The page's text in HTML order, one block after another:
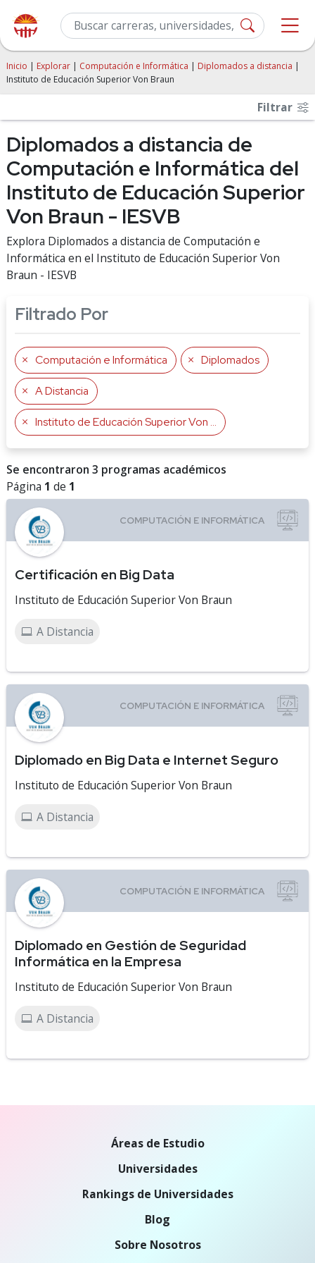
Inicio | Explorar | Computación e Informática | Diplomados a distancia |
Instituto de Educación Superior Von Braun
Filtrar
Diplomados a distancia de
Computación e Informática del
Instituto de Educación Superior
Von Braun - IESVB
Explora Diplomados a distancia de Computación e
Informática en el Instituto de Educación Superior Von
Braun - IESVB
Filtrado Por
Computación e Informática Diplomados
A Distancia
Instituto de Educación Superior Von Braun
Se encontraron 3 programas académicos
Página 1 de 1
Certificación en Big Data
Instituto de Educación Superior Von Braun
A Distancia
Diplomado en Big Data e Internet Seguro
Instituto de Educación Superior Von Braun
A Distancia
Diplomado en Gestión de Seguridad
Informática en la Empresa
Instituto de Educación Superior Von Braun
A Distancia
Áreas de Estudio
Universidades
Rankings de Universidades
Blog
Sobre Nosotros